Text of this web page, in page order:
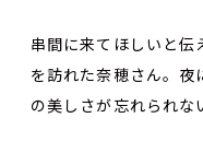
串間に来てほしいと伝
を訪れた奈穂さん。夜
の美しさが忘れられな